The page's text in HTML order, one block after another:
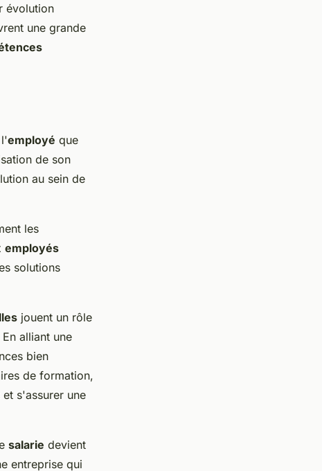
évolution
une grande
employé que
de son
au sein de
les
employés
solutions
jouent un rôle
En alliant une
bien
de formation,
s'assurer une
salarie devient
entreprise qui